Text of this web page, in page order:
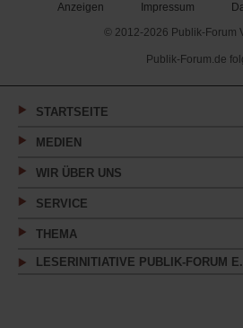
Anzeigen Impressum
© 2012-2026 Publik-Forum
Publik-Forum.de
STARTSEITE
MEDIEN
WIR ÜBER UNS
SERVICE
THEMA
LESERINITIATIVE PUBLIK-FORUM